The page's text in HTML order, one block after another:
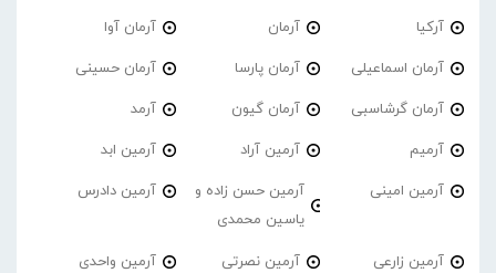
آرکیا آرمان آرمان آوا
آرمان اسماعیلی آرمان پارسا آرمان حسینی
آرمان گرشاسبی آرمان گیون آرمد
آرمیم آرمین آراد آرمین ابد
آرمین امینی
آرمین حسن زاده و
یاسین محمدی
آرمین دادرس
آرمین زارعی آرمین نصرتی آرمین واحدی